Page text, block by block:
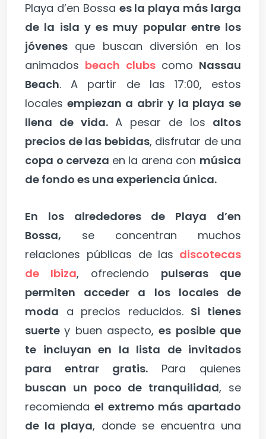
Playa d’en Bossa es la playa más larga
de la isla y es muy popular entre los
jóvenes que buscan diversión en los
animados beach clubscomo Nassau
Beach. A partir de las 17:00, estos
locales empiezan a abrir y la playa se
llena de vida. A pesar de los altos
precios de las bebidas, disfrutar de una
copa o cerveza en la arena con música
de fondo es una experiencia única.
En los alrededores de Playa d’en
Bossa, se concentran muchos
relaciones públicas de las discotecas
de Ibiza, ofreciendo pulseras que
permiten acceder a los locales de
moda a precios reducidos. Si tienes
suertey buen aspecto,es posible que
te incluyan en la lista de invitados
para entrar gratis. Para quienes
buscan un poco de tranquilidad, se
recomienda el extremo más apartado
de la playa, donde se encuentra una